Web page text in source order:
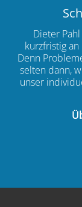
Dieter
kurzfristig
Denn
selten dann,
unser